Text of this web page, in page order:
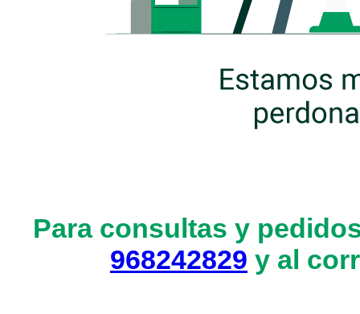
Para consultas y
968242829 y al